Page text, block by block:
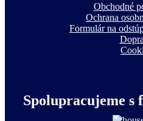
Obchodné
Ochrana
Formulár na
Spolupracujeme s